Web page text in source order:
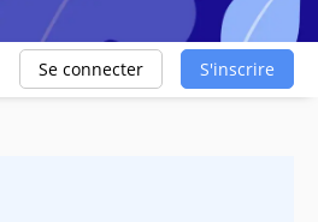
Se connecter S'inscrire